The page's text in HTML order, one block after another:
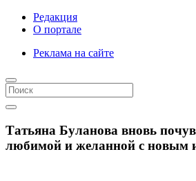
Редакция
О портале
Реклама на сайте
Татьяна Буланова вновь
любимой и желанной с новым